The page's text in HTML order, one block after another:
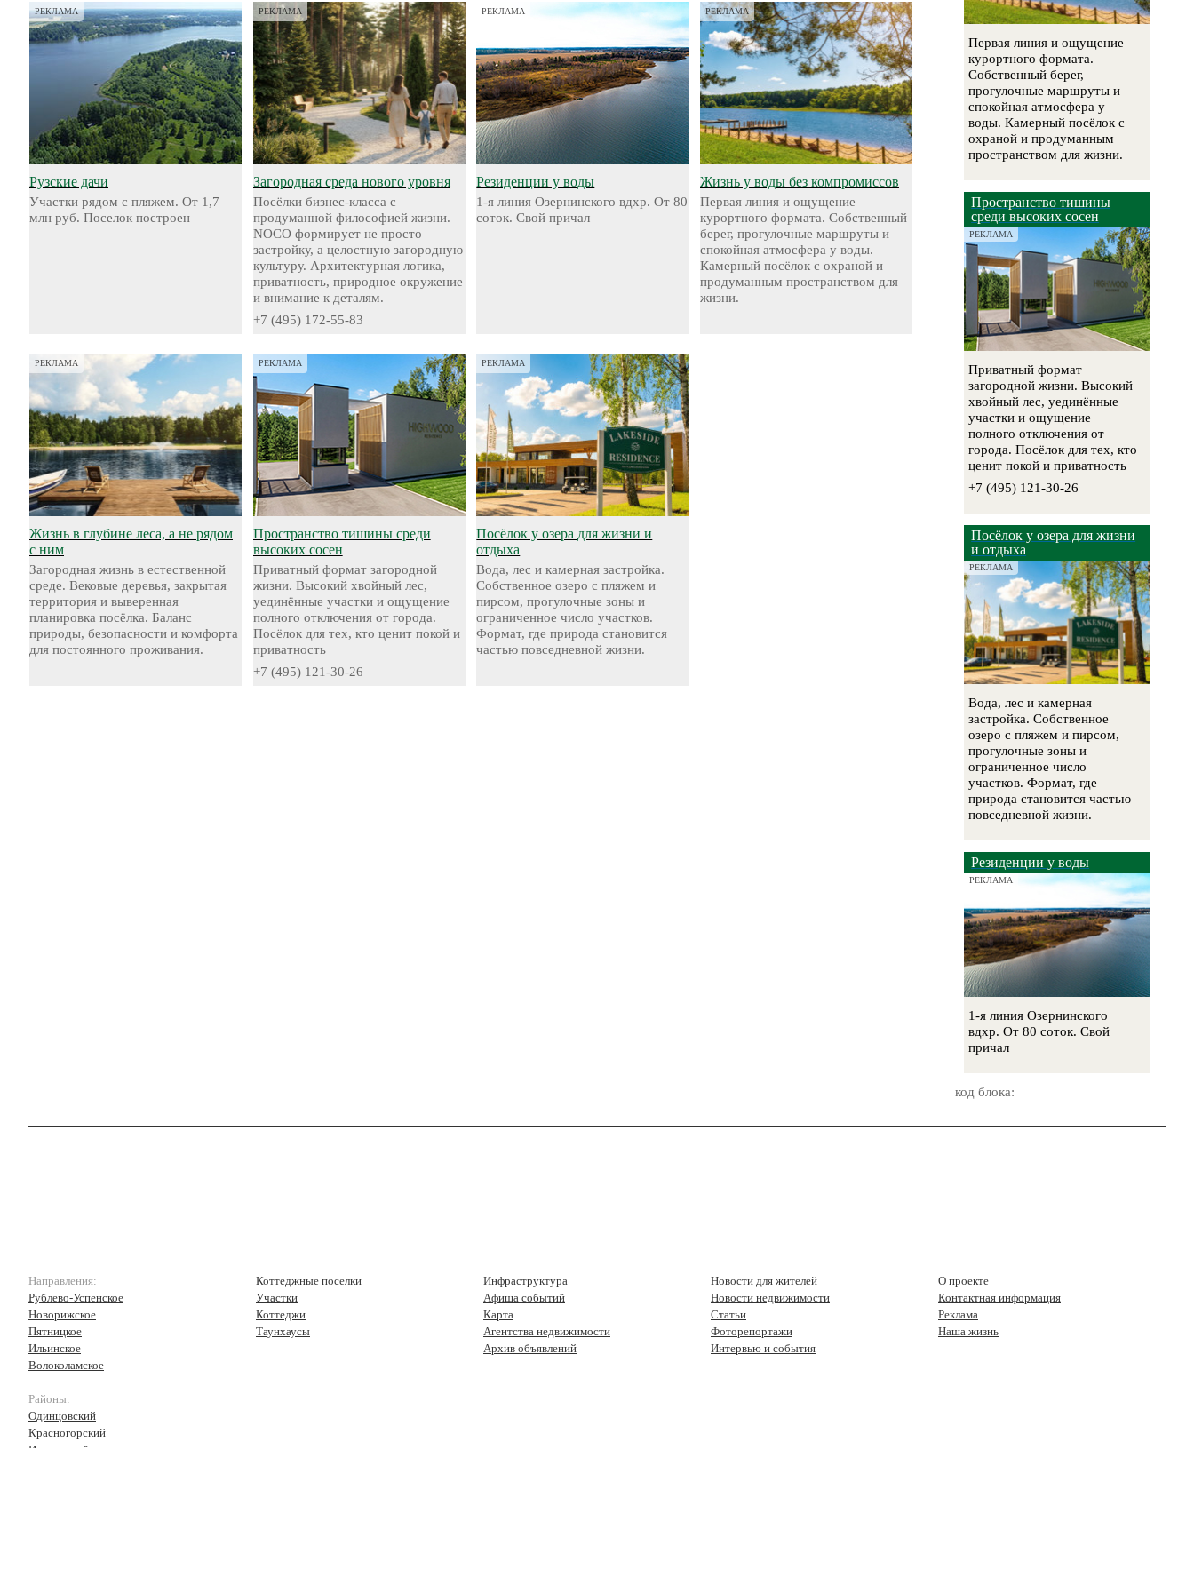
РЕКЛАМА
Рузские дачи
Участки рядом с пляжем. От 1,7
млн руб. Поселок построен
РЕКЛАМА
Загородная среда нового уровня
Посёлки бизнес-класса с
продуманной философией жизни.
NOCO формирует не просто
застройку, а целостную загородную
культуру. Архитектурная логика,
приватность, природное окружение
и внимание к деталям.
+7 (495) 172-55-83
РЕКЛАМА
Резиденции у воды
1-я линия Озернинского вдхр. От 80
соток. Свой причал
РЕКЛАМА
Жизнь у воды без компромиссов
Первая линия и ощущение
курортного формата. Собственный
берег, прогулочные маршруты и
спокойная атмосфера у воды.
Камерный посёлок с охраной и
продуманным пространством для
жизни.
РЕКЛАМА
Жизнь в глубине леса, а не рядом
с ним
Загородная жизнь в естественной
среде. Вековые деревья, закрытая
территория и выверенная
планировка посёлка. Баланс
природы, безопасности и комфорта
для постоянного проживания.
РЕКЛАМА
Пространство тишины среди
высоких сосен
Приватный формат загородной
жизни. Высокий хвойный лес,
уединённые участки и ощущение
полного отключения от города.
Посёлок для тех, кто ценит покой и
приватность
+7 (495) 121-30-26
РЕКЛАМА
Посёлок у озера для жизни и
отдыха
Вода, лес и камерная застройка.
Собственное озеро с пляжем и
пирсом, прогулочные зоны и
ограниченное число участков.
Формат, где природа становится
частью повседневной жизни.
Первая линия и ощущение
курортного формата.
Собственный берег,
прогулочные маршруты и
спокойная атмосфера у
воды. Камерный посёлок с
охраной и продуманным
пространством для жизни.
Пространство тишины
среди высоких сосен
РЕКЛАМА
Приватный формат
загородной жизни. Высокий
хвойный лес, уединённые
участки и ощущение
полного отключения от
города. Посёлок для тех, кто
ценит покой и приватность
+7 (495) 121-30-26
Посёлок у озера для жизни
и отдыха
РЕКЛАМА
Вода, лес и камерная
застройка. Собственное
озеро с пляжем и пирсом,
прогулочные зоны и
ограниченное число
участков. Формат, где
природа становится частью
повседневной жизни.
Резиденции у воды
РЕКЛАМА
1-я линия Озернинского
вдхр. От 80 соток. Свой
причал
код блока:
Направления:
Рублево-Успенское
Новорижское
Пятницкое
Ильинское
Волоколамское
Районы:
Одинцовский
Красногорский
Истринский
Коттеджные поселки
Участки
Коттеджи
Таунхаусы
Инфраструктура
Афиша событий
Карта
Агентства недвижимости
Архив объявлений
Новости для жителей
Новости недвижимости
Статьи
Фоторепортажи
Интервью и события
О проекте
Контактная информация
Реклама
Наша жизнь